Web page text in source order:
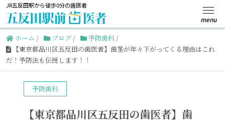
JR五反田駅から徒歩0分の歯医者
ホーム / ブログ / 予防歯科 /
【東京都品川区五反田の歯医者】歯茎が年々下がってくる理由はこれ
だ！予防法も伝授します！！
予防歯科
【東京都品川区五反田の歯医者】歯